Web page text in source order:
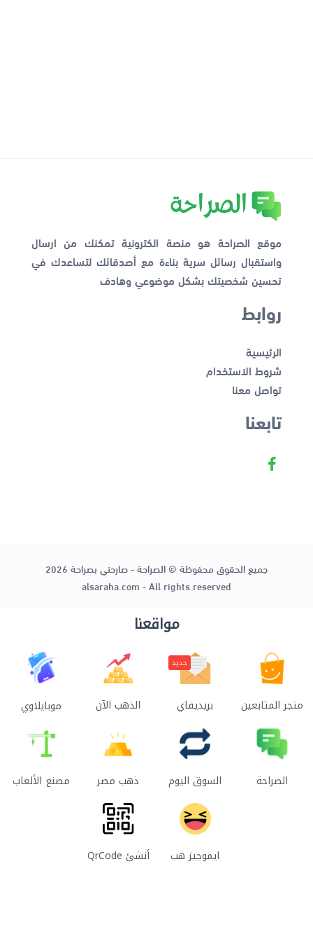
موقع الصراحة هو منصة الكترونية تمكنك من ارسال
واستقبال رسائل سرية بناءة مع أصدقائك لتساعدك في
تحسين شخصيتك بشكل موضوعي وهادف
روابط
الرئيسية
شروط الاستخدام
تواصل معنا
تابعنا
جميع الحقوق محفوظة © الصراحة - صارحني بصراحة 2026
alsaraha.com - All rights reserved